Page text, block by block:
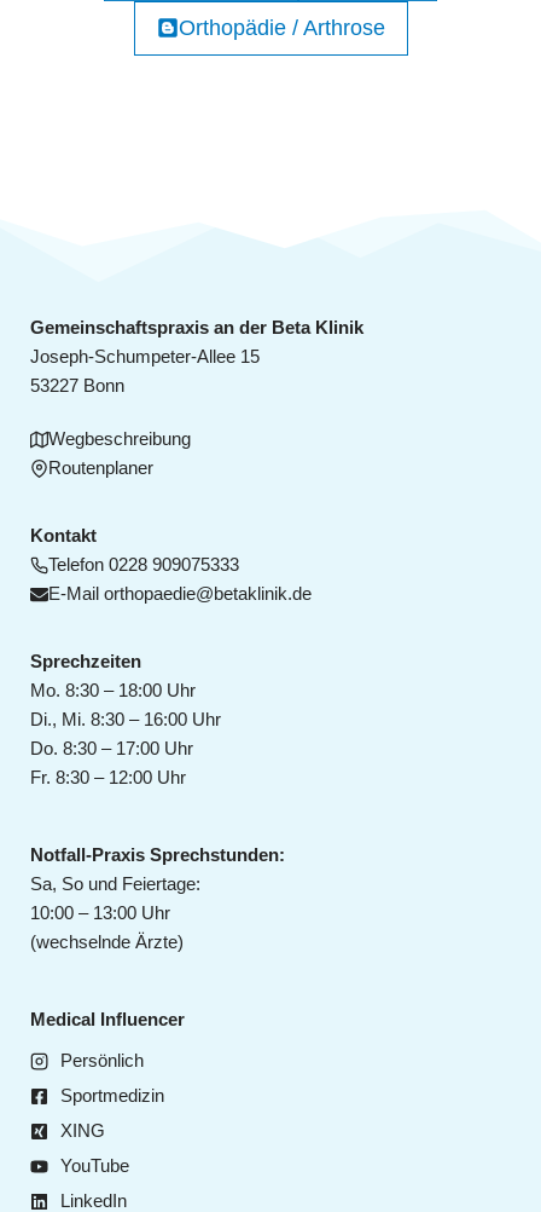
Orthopädie / Arthrose
Gemeinschaftspraxis an der Beta Klinik
Joseph-Schumpeter-Allee 15
53227 Bonn
Wegbeschreibung
Routenplaner
Kontakt
Telefon 0228 909075333
E-Mail orthopaedie@betaklinik.de
Sprechzeiten
Mo. 8:30 – 18:00 Uhr
Di., Mi. 8:30 – 16:00 Uhr
Do. 8:30 – 17:00 Uhr
Fr. 8:30 – 12:00 Uhr
Notfall-Praxis Sprechstunden:
Sa, So und Feiertage:
10:00 – 13:00 Uhr
(wechselnde Ärzte)
Medical Influencer
Persönlich
Sportmedizin
XING
YouTube
LinkedIn